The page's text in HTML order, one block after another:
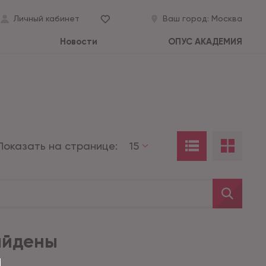
Личный кабинет Ваш город: Москва
Новости ОПУС АКАДЕМИЯ
на странице: 15